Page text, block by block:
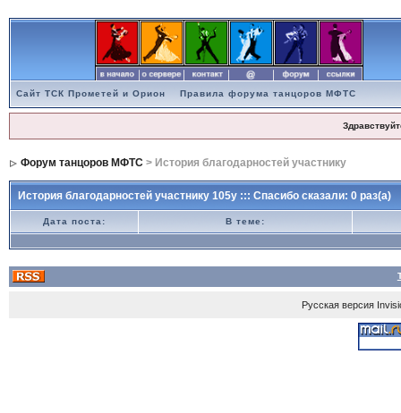
Сайт ТСК Прометей и Орион Правила форума танцоров МФТС
Форум танцоров МФТС> История благодарностей участнику
История благодарностей участнику 105y ::: Спасибо сказали: 0 раз(а)
Дата поста: В теме:
Русская версия